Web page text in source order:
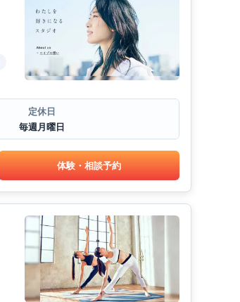
定休日
毎週月曜日
体験・相談予約